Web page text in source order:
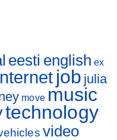
eesti english ex
job julia
move music
technology
video